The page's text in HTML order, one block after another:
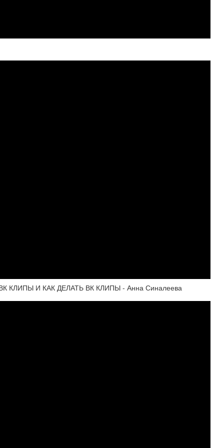
КЛИПЫ И КАК ДЕЛАТЬ ВК КЛИПЫ - Анна Синалеева